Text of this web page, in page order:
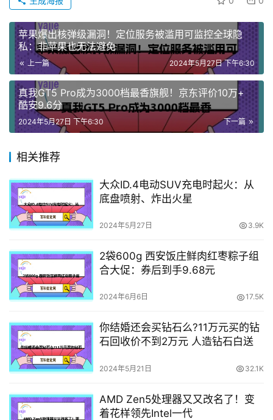
苹果爆出核弹级漏洞！定位服务被滥用可监控全球隐
私：非苹果也无法避免
上一篇 2024年5月27日 下午6:30
真我GT5 Pro成为3000档最香旗舰！京东评价10万+
酷安9.6分
下一篇
2024年5月27日 下午6:30
相关推荐
大众ID.4电动SUV充电时起火：从
底盘喷射、炸出火星
2024年5月27日 3.9K
2袋600g 西安饭庄鲜肉红枣粽子组
合大促：券后到手9.68元
2024年6月6日 17.5K
你结婚还会买钻石么?11万元买的钻
石回收价不到2万元 人造钻石白送
2024年5月21日 32.1K
AMD Zen5处理器又又改名了！变
着花样领先Intel一代